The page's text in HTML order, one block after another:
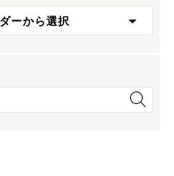
ーから選択